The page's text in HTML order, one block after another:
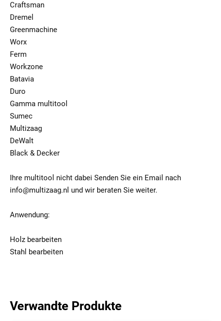
Craftsman
Dremel
Greenmachine
Worx
Ferm
Workzone
Batavia
Duro
Gamma multitool
Sumec
Multizaag
DeWalt
Black & Decker
Ihre multitool nicht dabei Senden Sie ein Email nach
info@multizaag.nl und wir beraten Sie weiter.
Anwendung:
Holz bearbeiten
Stahl bearbeiten
Verwandte Produkte